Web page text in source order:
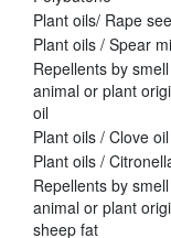
Plant oils/ Rape
Plant oils / Spear
Repellents by
animal or plant
oil
Plant oils / Clove oil
Plant oils /
Repellents by
animal or plant
sheep fat